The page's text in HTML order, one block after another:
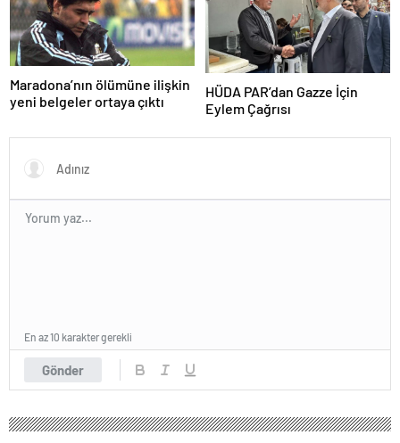
Maradona’nın ölümüne ilişkin
yeni belgeler ortaya çıktı
HÜDA PAR’dan Gazze İçin
Eylem Çağrısı
Gönder
En az 10 karakter gerekli